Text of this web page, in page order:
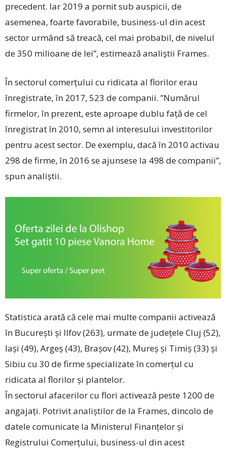
precedent. Iar 2019 a pornit sub auspicii, de
asemenea, foarte favorabile, business-ul din acest
sector urmând să treacă, cel mai probabil, de nivelul
de 350 milioane de lei’’, estimează analiștii Frames.
În sectorul comerțului cu ridicata al florilor erau
înregistrate, în 2017, 523 de companii. ”Numărul
firmelor, în prezent, este aproape dublu față de cel
înregistrat în 2010, semn al interesului investitorilor
pentru acest sector. De exemplu, dacă în 2010 activau
298 de firme, în 2016 se ajunsese la 498 de companii’’,
spun analiștii.
Statistica arată că cele mai multe companii activează
în București și Ilfov (263), urmate de județele Cluj (52),
Iași (49), Argeș (43), Brașov (42), Mureș și Timiș (33) și
Sibiu cu 30 de firme specializate în comerțul cu
ridicata al florilor și plantelor.
În sectorul afacerilor cu flori activează peste 1200 de
angajați. Potrivit analiștilor de la Frames, dincolo de
datele comunicate la Ministerul Finanțelor și
Registrului Comerțului, business-ul din acest